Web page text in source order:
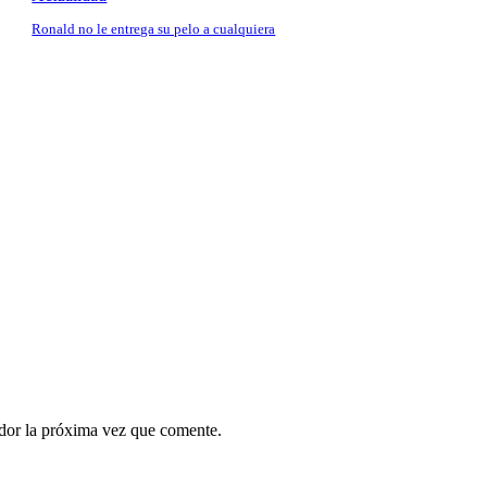
Ronald no le entrega su pelo a cualquiera
la próxima vez que comente.